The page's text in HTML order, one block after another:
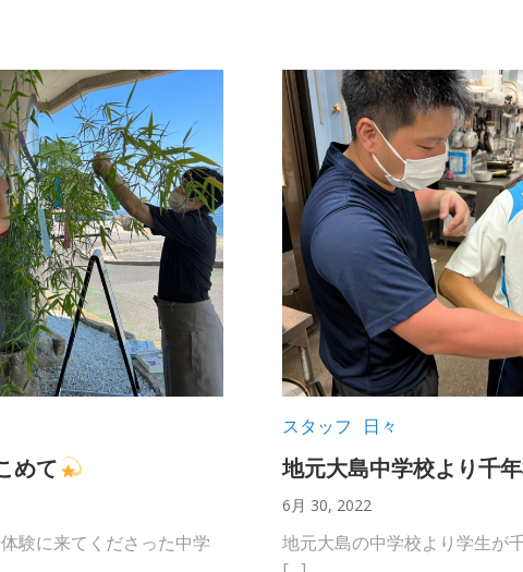
めて
験に来てくださった中学
スタッフ 日々
地元大島中学校より千
6月 30, 2022
地元大島の中学校より学生が